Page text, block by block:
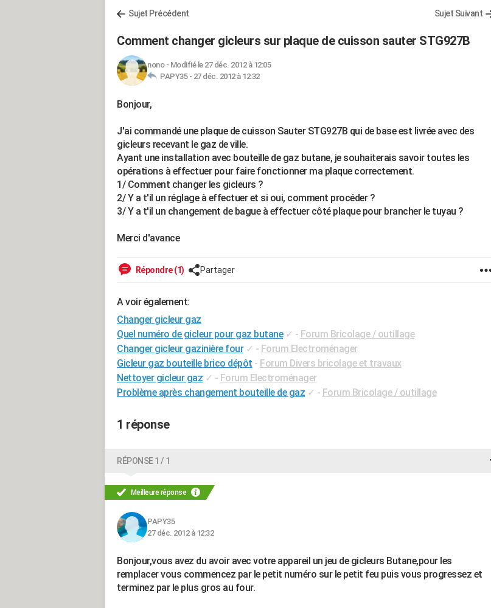
Sujet Précédent Sujet Suivant
Comment changer gicleurs sur plaque de cuisson sauter STG927B
nono- Modifié le 27 déc. 2012 à 12:05
PAPY35 - 27 déc. 2012 à 12:32
Bonjour,
J'ai commandé une plaque de cuisson Sauter STG927B qui de base est livrée avec des
gicleurs recevant le gaz de ville.
Ayant une installation avec bouteille de gaz butane, je souhaiterais savoir toutes les
opérations à effectuer pour faire fonctionner ma plaque correctement.
1/ Comment changer les gicleurs ?
2/ Y a t'il un réglage à effectuer et si oui, comment procéder ?
3/ Y a t'il un changement de bague à effectuer côté plaque pour brancher le tuyau ?
Merci d'avance
Répondre (1) Partager
A voir également:
Changer gicleur gaz
Quel numéro de gicleur pour gaz butane ✓ - Forum Bricolage / outillage
Changer gicleur gazinière four ✓ - Forum Electroménager
Gicleur gaz bouteille brico dépôt - Forum Divers bricolage et travaux
Nettoyer gicleur gaz ✓ - Forum Electroménager
Problème après changement bouteille de gaz ✓ - Forum Bricolage / outillage
1 réponse
RÉPONSE 1 / 1
Meilleure réponse
PAPY35
27 déc. 2012 à 12:32
Bonjour,vous avez du avoir avec votre appareil un jeu de gicleurs Butane,pour les
remplacer vous commencez par le petit numéro sur le petit feu puis vous progressez et
terminez par le plus gros au four.